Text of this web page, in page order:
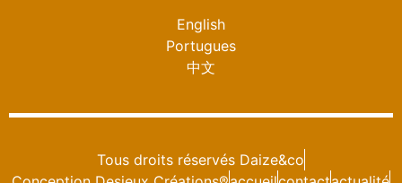
English
Portugues
中文
Tous droits réservés Daize&co